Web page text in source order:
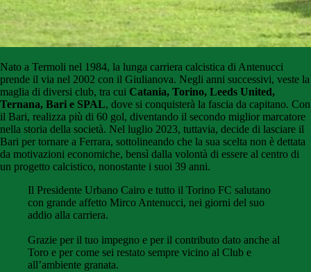
Nato a Termoli nel 1984, la lunga carriera calcistica di Antenucci
prende il via nel 2002 con il Giulianova. Negli anni successivi, veste la
maglia di diversi club, tra cui Catania, Torino, Leeds United,
Ternana, Bari e SPAL, dove si conquisterà la fascia da capitano. Con
il Bari, realizza più di 60 gol, diventando il secondo miglior marcatore
nella storia della società. Nel luglio 2023, tuttavia, decide di lasciare il
Bari per tornare a Ferrara, sottolineando che la sua scelta non è dettata
da motivazioni economiche, bensì dalla volontà di essere al centro di
un progetto calcistico, nonostante i suoi 39 anni.
Il Presidente Urbano Cairo e tutto il Torino FC salutano
con grande affetto Mirco Antenucci, nei giorni del suo
addio alla carriera.
Grazie per il tuo impegno e per il contributo dato anche al
Toro e per come sei restato sempre vicino al Club e
all’ambiente granata.